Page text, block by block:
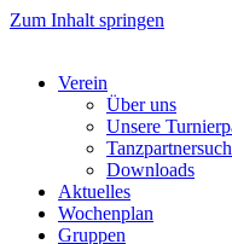
Zum Inhalt springen
Verein
Über uns
Unsere
Downloads
Aktuelles
Wochenplan
Gruppen